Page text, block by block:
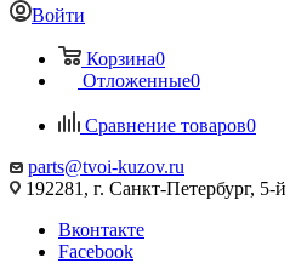
Войти
Корзина0
Отложенные0
Сравнение товаров0
parts@tvoi-kuzov.ru
192281, г. Санкт-Петербург,
Вконтакте
Facebook